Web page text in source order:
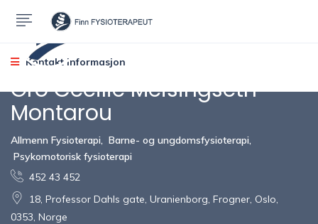
Kontakt informasjon
Gro Cecilie Meisingseth
Montarou
Allmenn Fysioterapi Barne- og ungdomsfysioterapi
Psykomotorisk fysioterapi
452 43 452
18, Professor Dahls gate, Uranienborg, Frogner, Oslo,
0353, Norge